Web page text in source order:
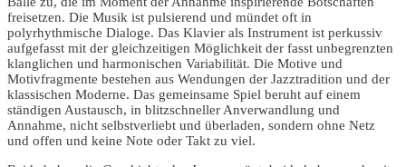
freisetzen. Die Musik ist pulsierend und mündet oft in
polyrhythmische Dialoge. Das Klavier als Instrument ist perkussiv
aufgefasst mit der gleichzeitigen Möglichkeit der fasst unbegrenzten
klanglichen und harmonischen Variabilität. Die Motive und
Motivfragmente bestehen aus Wendungen der Jazztradition und der
klassischen Moderne. Das gemeinsame Spiel beruht auf einem
ständigen Austausch, in blitzschneller Anverwandlung und
Annahme, nicht selbstverliebt und überladen, sondern ohne Netz
und offen und keine Note oder Takt zu viel.